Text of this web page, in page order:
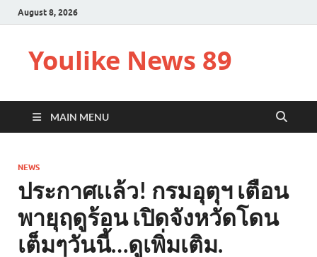
August 8, 2026
Youlike News 89
MAIN MENU
NEWS
ประกาศเเล้ว! กรมอุตุฯ เตือน
พายุฤดูร้อน เปิดจังหวัดโดน
เต็มๆวันนี้…ดูเพิ่มเติม.